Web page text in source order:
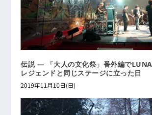
伝説 ― 「大人の文化祭」番外編でLUNA
レジェンドと同じステージに立った日
2019年11月10日(日)